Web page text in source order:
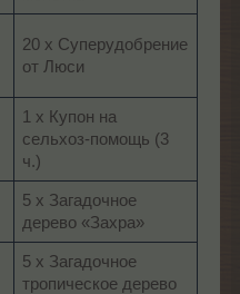
20 х Суперудобрение
от Люси
1 х Купон на
сельхоз-помощь (3
ч.)
5 х Загадочное
дерево «Захра»
5 х Загадочное
тропическое дерево